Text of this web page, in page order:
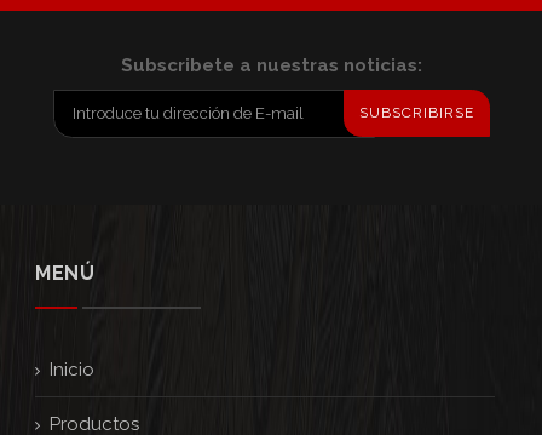
Subscribete a nuestras noticias:
SUBSCRIBIRSE
MENÚ
Inicio
Productos